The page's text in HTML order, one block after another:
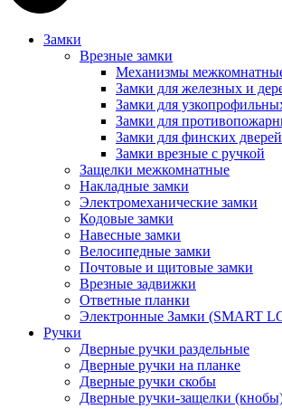
Замки
Врезные замки
Механизмы
Замки для железных и
Замки для
Замки для
Замки для финских дверей
Замки врезные с ручкой
Защелки межкомнатные
Накладные замки
Электромеханические замки
Кодовые замки
Навесные замки
Велосипедные замки
Почтовые и щитовые замки
Врезные задвижки
Ответные планки
Электронные Замки (SMART
Ручки
Дверные ручки раздельные
Дверные ручки на планке
Дверные ручки скобы
Дверные ручки-защелки